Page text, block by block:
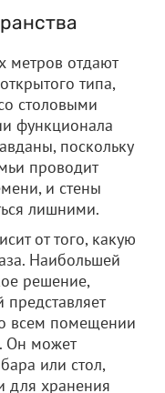
метров отдают
типа,
столовыми
функционала
поскольку
проводит
и стены
лишними.
от того, какую
Наибольшей
решение,
всем помещении
Он может
или стол,
для хранения